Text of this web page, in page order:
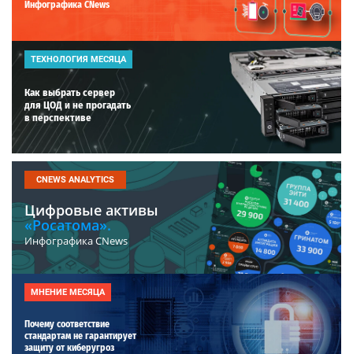
Инфографика CNews
ТЕХНОЛОГИЯ МЕСЯЦА
Как выбрать сервер
для ЦОД и не прогадать
в перспективе
CNEWS ANALYTICS
Цифровые активы
«Росатома».
Инфографика CNews
МНЕНИЕ МЕСЯЦА
Почему соответствие
стандартам не гарантирует
защиту от киберугроз